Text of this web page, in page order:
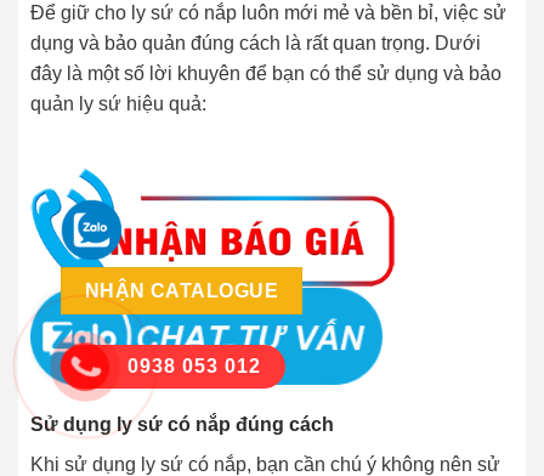
Để giữ cho ly sứ có nắp luôn mới mẻ và bền bỉ, việc sử
dụng và bảo quản đúng cách là rất quan trọng. Dưới
đây là một số lời khuyên để bạn có thể sử dụng và bảo
quản ly sứ hiệu quả:
Sử dụng ly sứ có nắp đúng cách
Khi sử dụng ly sứ có nắp, bạn cần chú ý không nên sử
0938 053 012
NHẬN CATALOGUE